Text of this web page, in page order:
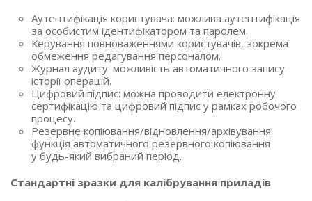
Аутентифікація користувача: можлива аутентифікація
за особистим ідентифікатором та паролем.
Керування повноваженнями користувачів, зокрема
обмеження редагування персоналом.
Журнал аудиту: можливість автоматичного запису
історії операцій.
Цифровий підпис: можна проводити електронну
сертифікацію та цифровий підпис у рамках робочого
процесу.
Резервне копіювання/відновлення/архівування:
функція автоматичного резервного копіювання
у будь-який вибраний період.
Стандартні зразки для калібрування приладів